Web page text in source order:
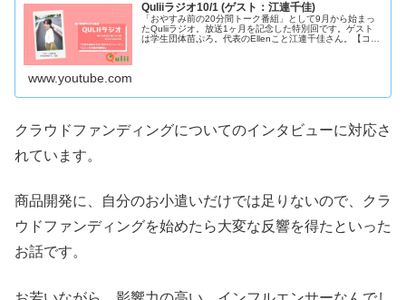
Quliiラジオ10/1 (ゲスト：江連千佳)
「おやすみ前の20分間トーク番組」として9月から始まっ
たQuliiラジオ。放送1ヶ月を記念した特別回です。ゲスト
は学生団体苗ぷろ。代表のEllenこと江連千佳さん。【コー
www.youtube.com
クラウドファンディングについてのインタビューに対応さ
れています。
商品開発に、自分のお小遣いだけでは足りないので、クラ
ウドファンディングを始めたら大変な反響を得たといった
お話です。